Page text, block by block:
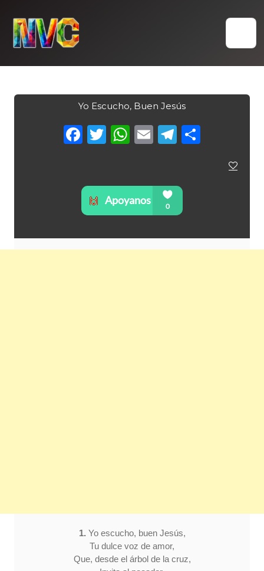
content
Yo Escucho, Buen Jesús
Facebook
Twitter
WhatsApp
Email
1. Yo escucho, buen Jesús,
Tu dulce voz de amor,
Que, desde el árbol de la cruz,